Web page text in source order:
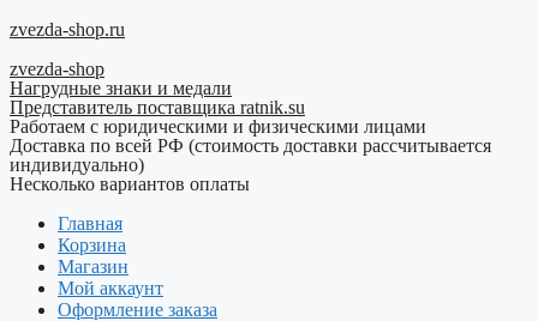
Перейти
содержимому
zvezda-shop.ru
zvezda-shop
Нагрудные знаки и медали
Представитель поставщика ratnik.su
Работаем с юридическими и физическими лицами
Доставка по всей РФ (стоимость доставки рассчитывается
индивидуально)
Несколько вариантов оплаты
Главная
Корзина
Магазин
Мой аккаунт
Оформление заказа